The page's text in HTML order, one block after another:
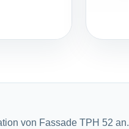
von Fassade TPH 52 an.